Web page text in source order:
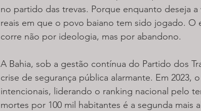
no partido das trevas. Porque enquanto deseja
reais em que o povo baiano tem sido jogado. O
corre não por ideologia, mas por abandono.
A Bahia, sob a gestão contínua do Partido dos
crise de segurança pública alarmante. Em 2023,
intencionais, liderando o ranking nacional pelo
mortes por 100 mil habitantes é a segunda mais